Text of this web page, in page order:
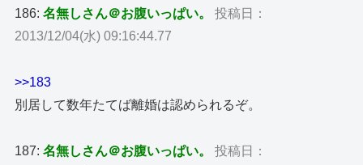
186:名無しさん＠お腹いっぱい。
投稿日：
2013/12/04(水) 09:16:44.77
>>183
別居して数年たてば離婚は認められるぞ。
187:名無しさん＠お腹いっぱい。
投稿日：